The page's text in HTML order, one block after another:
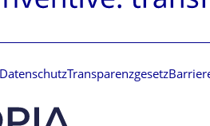
DatenschutzTransparenzgesetz